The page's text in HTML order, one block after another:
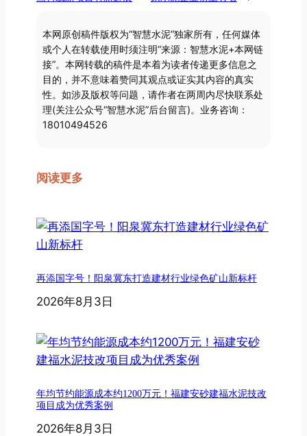
本网原创稿件版权为“智慧水泥”独家所有，任何媒体
或个人在转载使用时须注明“来源：智慧水泥+本网链
接”。本网转载的稿件是本着为读者传递更多信息之
目的，并不意味着赞同其观点或证实其内容的真实
性。如涉及版权等问题，请作者在两周内尽快联系处
理(关注公众号“智慧水泥”后台留言)。业务咨询：
18010494526
阅读更多
再添国字号！阳泉冀东打造建材行业绿色矿山新标杆
2026年8月3日
年均节约能源成本约1200万元！福建安砂建福水泥技改
项目成为优秀案例
2026年8月3日